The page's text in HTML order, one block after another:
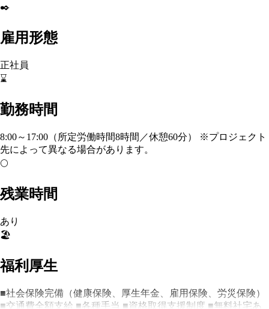
✒️
雇用形態
正社員
⌛
勤務時間
8:00～17:00（所定労働時間8時間／休憩60分） ※プロジェクト
先によって異なる場合があります。
🌕
残業時間
あり
🏖️
福利厚生
■社会保険完備（健康保険、厚生年金、雇用保険、労災保険）
■交通費全額支給 ■各種手当 ■資格取得支援制度 ■無料社宅あ